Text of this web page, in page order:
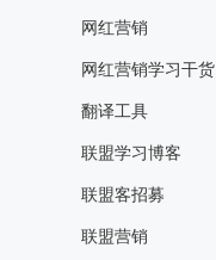
网红营销
网红营销学习干货
翻译工具
联盟学习博客
联盟客招募
联盟营销